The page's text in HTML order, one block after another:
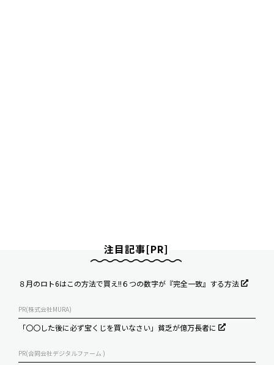
注目記事[PR]
８月のロト6はこの方法で買え!!６つの数字が『完全一致』する方法
PR(株式会社MURA)
「〇〇した後に必ず宝くじを買いなさい」貧乏が億万長者に
PR(合同会社デジタルファーム )